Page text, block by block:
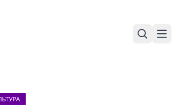
Поиск